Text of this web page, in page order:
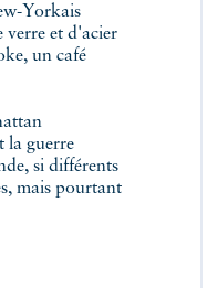
Yorkais
et d'acier
un café
la guerre
si différents
mais pourtant